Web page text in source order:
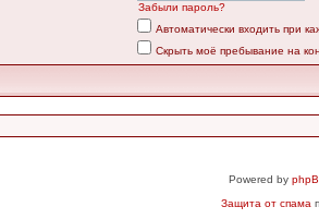
Забыли пароль?
Автоматически входить при
Скрыть моё пребывание на
Powered by
Защита от спама